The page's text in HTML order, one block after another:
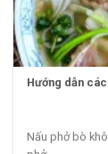
Hướng dẫn
Nấu phở bò